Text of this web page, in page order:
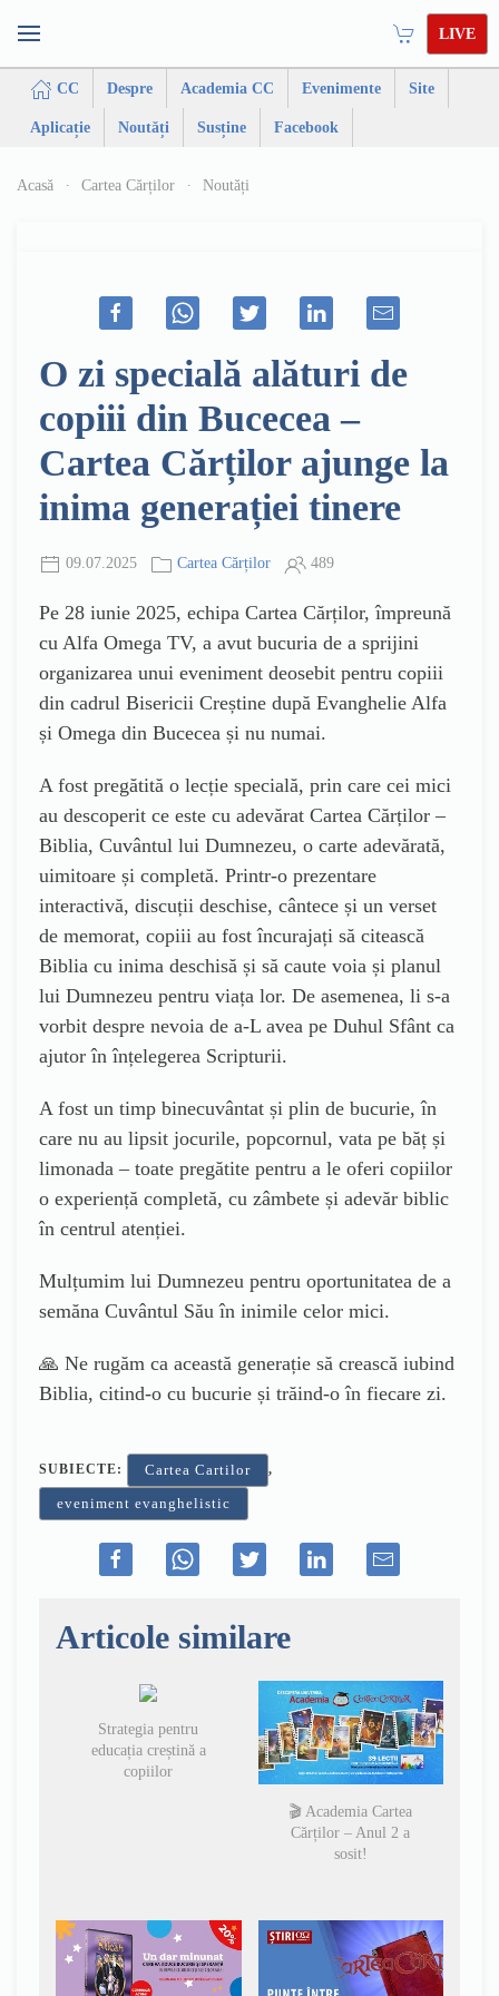
LIVE
CC Despre Academia CC Evenimente Site
Aplicație Noutăți Susține Facebook
Acasă Cartea Cărților Noutăți
O zi specială alături de
copiii din Bucecea –
Cartea Cărților ajunge la
inima generației tinere
09.07.2025 Cartea Cărților 489
Pe 28 iunie 2025, echipa Cartea Cărților, împreună
cu Alfa Omega TV, a avut bucuria de a sprijini
organizarea unui eveniment deosebit pentru copiii
din cadrul Bisericii Creștine după Evanghelie Alfa
și Omega din Bucecea și nu numai.
A fost pregătită o lecție specială, prin care cei mici
au descoperit ce este cu adevărat Cartea Cărților –
Biblia, Cuvântul lui Dumnezeu, o carte adevărată,
uimitoare și completă. Printr-o prezentare
interactivă, discuții deschise, cântece și un verset
de memorat, copiii au fost încurajați să citească
Biblia cu inima deschisă și să caute voia și planul
lui Dumnezeu pentru viața lor. De asemenea, li s-a
vorbit despre nevoia de a-L avea pe Duhul Sfânt ca
ajutor în înțelegerea Scripturii.
A fost un timp binecuvântat și plin de bucurie, în
care nu au lipsit jocurile, popcornul, vata pe băț și
limonada – toate pregătite pentru a le oferi copiilor
o experiență completă, cu zâmbete și adevăr biblic
în centrul atenției.
Mulțumim lui Dumnezeu pentru oportunitatea de a
semăna Cuvântul Său în inimile celor mici.
🙏 Ne rugăm ca această generație să crească iubind
Biblia, citind-o cu bucurie și trăind-o în fiecare zi.
SUBIECTE: Cartea Cartilor ,
eveniment evanghelistic
Articole similare
Strategia pentru
educația creștină a
copiilor
🎬 Academia Cartea
Cărților – Anul 2 a
sosit!